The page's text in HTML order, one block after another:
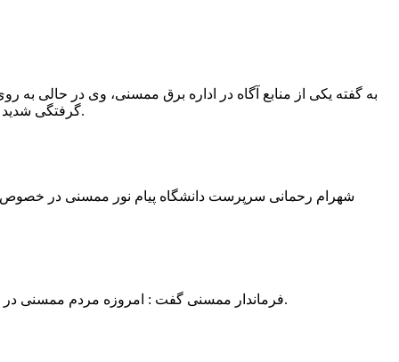
به گفته یکی از منابع آگاه در اداره برق ممسنی، وی در حالی به
گرفتگی شدید شد و جهت درمان به شیراز انتقال یافت.به گفته این منبع آگاه ؛ متاسفانه هر دو دست این نیروی کار به دلیل سوختگی شدید قطع شده است.
فرماندار ممسنی گفت : امروزه مردم ممسنی در ادارات شهرستان نیاز به کارشناس و خدمتگزار دارند و به اندازه کافی کلانتر در شهرستان وجود دارد پس کارشناسان از کلانتری پرهیز نمایند.